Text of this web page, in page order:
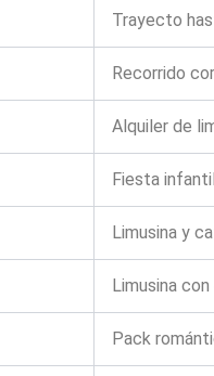
Trayecto
Recorrido
Alquiler de
Fiesta
Limusina y
Limusina
Pack